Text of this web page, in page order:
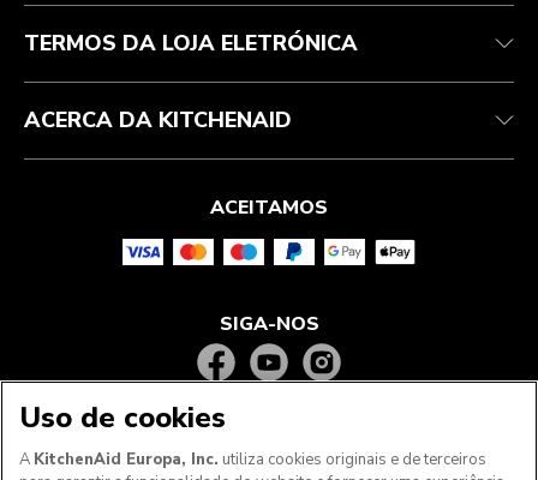
Perguntas frequentes
ODR
TERMOS DA LOJA ELETRÓNICA
ACERCA DA KITCHENAID
ACEITAMOS
SIGA-NOS
Uso de cookies
A KitchenAid Europa, Inc. utiliza cookies originais e de terceiros